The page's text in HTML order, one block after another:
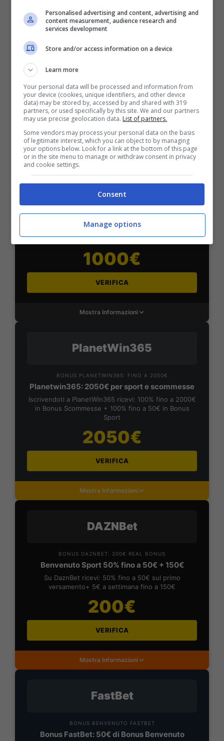
Per i nuovi utenti della piattaforma: 100% fino a 50€ in
Bonus Scommesse + 100% fino a 2000€ in Bonus
Sport
2050€
Mostra Informazioni
SNAI
Bonus Benvenuto Sport: fino a 1.000€
50% sul deposito fino a 50€
1000€
VERIFICA
Mostra Informazioni
PlanetWin365
BONUS PLANETWIN365: FINO A 2050€
Planetwin365: 2050€ per sport e scommesse
Iscrivendoti a PlanetWin365 ricevi: 100% fino a 2000€
in Bonus Scommesse + 100% fino a 50€ in Bonus
Sport
2050€
VERIFICA
Mostra Informazioni
DAZNBet
BONUS DAZNBET: 200€ REAL BONUS
Benvenuto Sport 50% fino a 50€ + 150€
Su DaznBet ricevi: 50% fino a 50€ sul primo
versamento+ 5€ a settimana fino a 150€
200€
VERIFICA
Mostra Informazioni
FastBet
BONUS BENVENUTO FASTBET
Bonus FastBet: 50€ di Bonus Benvenuto
Personalised advertising and content, advertising and
content measurement, audience research and
services development
Store and/or access information on a device
Learn more
Your personal data will be processed and information from
your device (cookies, unique identifiers, and other device
data) may be stored by, accessed by and shared with 319
partners, or used specifically by this site. We and our partners
may use precise geolocation data. List of partners.
Some vendors may process your personal data on the basis
of legitimate interest, which you can object to by managing
your options below. Look for a link at the bottom of this page
or in the site menu to manage or withdraw consent in privacy
and cookie settings.
Consent
Manage options